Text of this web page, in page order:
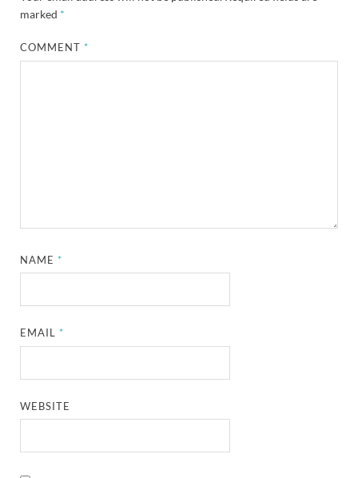
marked *
COMMENT*
NAME*
EMAIL*
WEBSITE